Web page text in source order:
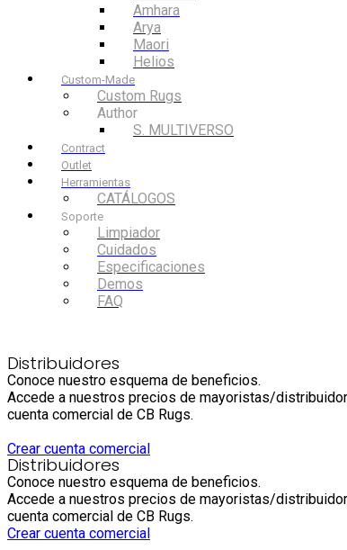
Amhara
Arya
Maori
Helios
Custom-Made
Custom Rugs
Author
S. MULTIVERSO
Contract
Outlet
Herramientas
CATÁLOGOS
Soporte
Limpiador
Cuidados
Especificaciones
Demos
FAQ
Distribuidores
Conoce nuestro esquema de beneficios.
Accede a nuestros precios de mayoristas/
cuenta comercial de CB Rugs.
Crear cuenta comercial
Distribuidores
Conoce nuestro esquema de beneficios.
Accede a nuestros precios de mayoristas/
cuenta comercial de CB Rugs.
Crear cuenta comercial